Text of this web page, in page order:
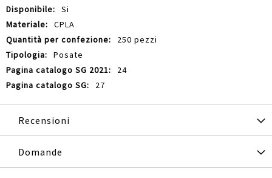
Si
CPLA
250 pezzi
Posate
24
27
Recensioni
Domande